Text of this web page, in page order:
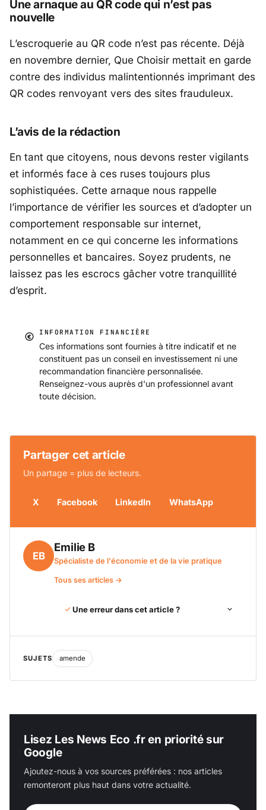
Une arnaque au QR code qui n’est pas
nouvelle
L’escroquerie au QR code n’est pas récente. Déjà
en novembre dernier, Que Choisir mettait en garde
contre des individus malintentionnés imprimant des
QR codes renvoyant vers des sites frauduleux.
L’avis de la rédaction
En tant que citoyens, nous devons rester vigilants
et informés face à ces ruses toujours plus
sophistiquées. Cette arnaque nous rappelle
l’importance de vérifier les sources et d’adopter un
comportement responsable sur internet,
notamment en ce qui concerne les informations
personnelles et bancaires. Soyez prudents, ne
laissez pas les escrocs gâcher votre tranquillité
d’esprit.
INFORMATION FINANCIÈRE
Ces informations sont fournies à titre indicatif et ne
constituent pas un conseil en investissement ni une
recommandation financière personnalisée.
Renseignez-vous auprès d'un professionnel avant
toute décision.
Partager cet article
Un partage = plus de lecteurs.
X Facebook LinkedIn WhatsApp
EB
Emilie B
Spécialiste de l'économie et de la vie pratique
Tous ses articles →
Une erreur dans cet article ?
SUJETS amende
Lisez Les News Eco .fr en priorité sur
Google
Ajoutez-nous à vos sources préférées : nos articles
remonteront plus haut dans votre actualité.